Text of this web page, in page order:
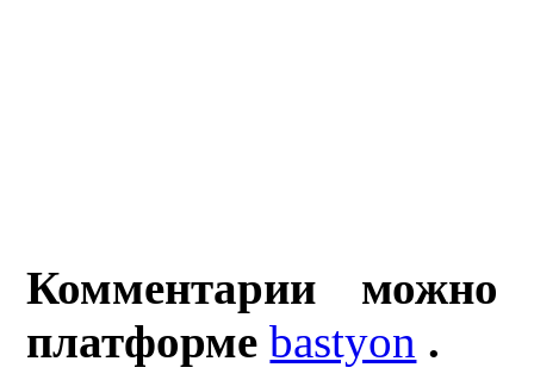
Комментарии
платформеbastyon .